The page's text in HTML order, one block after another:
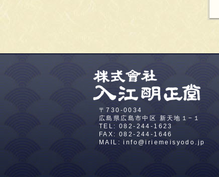
〒730-0034
広島県広島市中区
新天地１−１
TEL: 082-244-1623
FAX: 082-244-1646
MAIL:info@iriemeisyodo.jp